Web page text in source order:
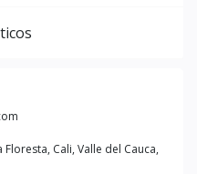
Cali, Valle del Cauca,